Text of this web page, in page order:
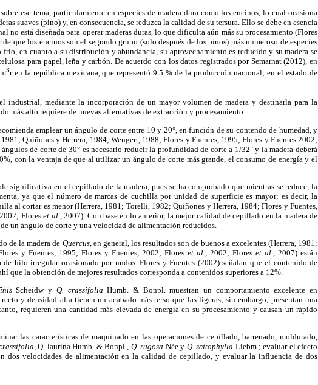
ese tema, particularmente en especies de madera dura como los encinos, lo cual ocasiona
suaves (pino) y, en consecuencia, se reduzca la calidad de su tersura. Ello se debe en esencia
no está diseñada para operar maderas duras, lo que dificulta aún más su procesamiento (Flores
de que los encinos son el segundo grupo (solo después de los pinos) más numeroso de especies
en cuanto a su distribución y abundancia, su aprovechamiento es reducido y su madera se
para papel, leña y carbón. De acuerdo con los datos registrados por Semarnat (2012), en
3r en la república mexicana, que representó 9.5 % de la producción nacional; en el estado de
industrial, mediante la incorporación de un mayor volumen de madera y destinarla para la
más alto requiere de nuevas alternativas de extracción y procesamiento.
emplear un ángulo de corte entre 10 y 20°, en función de su contendo de humedad, y
Quiñones y Herrera, 1984; Wengert, 1988; Flores y Fuentes, 1995; Flores y Fuentes 2002;
ángulos de corte de 30° es necesario reducir la profundidad de corte a 1/32" y la madera deberá
con la ventaja de que al utilizar un ángulo de corte más grande, el consumo de energía y el
significativa en el cepillado de la madera, pues se ha comprobado que mientras se reduce, la
ya que el número de marcas de cuchilla por unidad de superficie es mayor; es decir, la
al cortar es menor (Herrera, 1981; Torelli, 1982; Quiñones y Herrera, 1984; Flores y Fuentes,
Floreset al., 2007). Con base en lo anterior, la mejor calidad de cepillado en la madera de
un ángulo de corte y una velocidad de alimentación reducidos.
de la madera de Quercus, en general, los resultados son de buenos a excelentes (Herrera, 1981;
y Fuentes, 1995; Flores y Fuentes, 2002; Flores et al ., 2002; Flores et al ., 2007) están
hilo irregular ocasionado por nudos. Flores y Fuentes (2002) señalan que el contenido de
que la obtención de mejores resultados corresponda a contenidos superiores a 12%.
Scheidw y Q. crassifolia Humb. & Bonpl. muestran un comportamiento excelente en
y densidad alta tienen un acabado más terso que las ligeras; sin embargo, presentan una
requieren una cantidad más elevada de energía en su procesamiento y causan un rápido
las características de maquinado en las operaciones de cepillado, barrenado, moldurado,
, Q. laurina Humb. & Bonpl., Q. rugosa Née y Q. scitophylla Liebm.; evaluar el efecto
dos velocidades de alimentación en la calidad de cepillado, y evaluar la influencia de dos